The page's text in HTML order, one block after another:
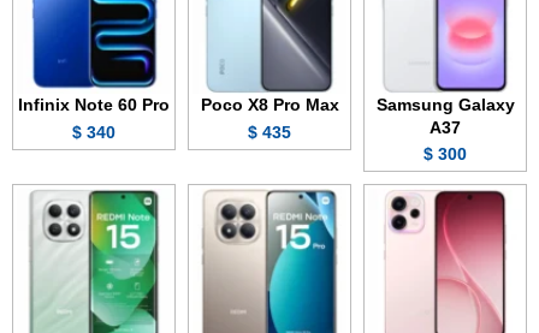
Samsung Galaxy
A37
300 $
Poco X8 Pro Max
435 $
Infinix Note 60 Pro
340 $